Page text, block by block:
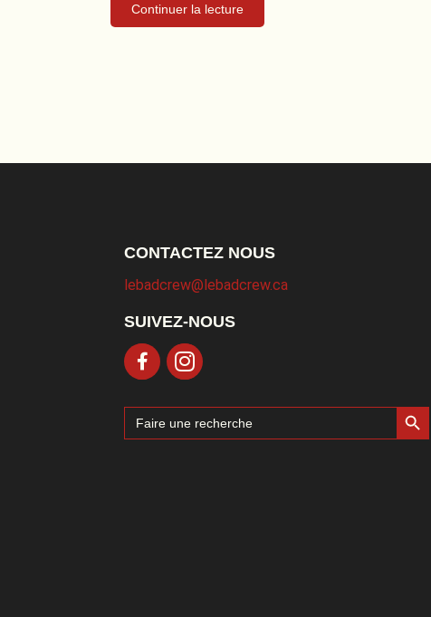
Continuer la lecture
CONTACTEZ NOUS
lebadcrew@lebadcrew.ca
SUIVEZ-NOUS
Search
for:
Search Button